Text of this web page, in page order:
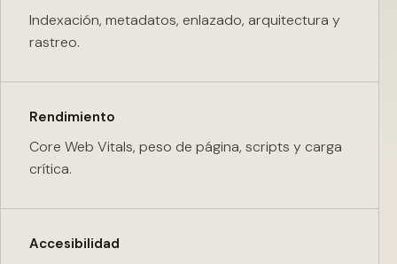
Indexación, metadatos, enlazado, arquitectura y
rastreo.
Rendimiento
Core Web Vitals, peso de página, scripts y carga
crítica.
Accesibilidad